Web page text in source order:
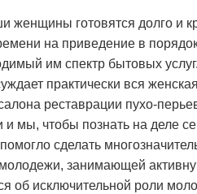
женщины готовятся долго и
на приведение в
им спектр бытовых
практически вся
реставрации пухо-
мы, чтобы познать на деле
сделать
занимающей
об исключительной роли